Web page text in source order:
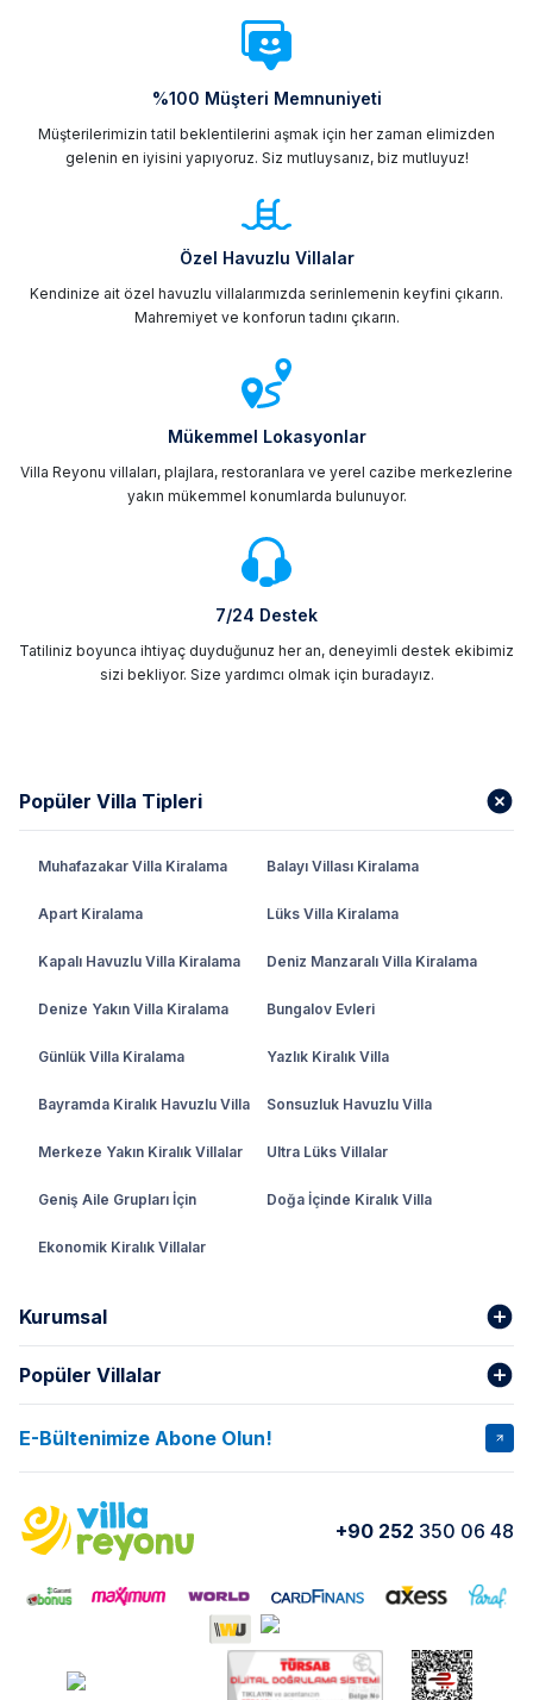
%100 Müşteri Memnuniyeti
Müşterilerimizin tatil beklentilerini aşmak için her zaman elimizden
gelenin en iyisini yapıyoruz. Siz mutluysanız, biz mutluyuz!
Özel Havuzlu Villalar
Kendinize ait özel havuzlu villalarımızda serinlemenin keyfini çıkarın.
Mahremiyet ve konforun tadını çıkarın.
Mükemmel Lokasyonlar
Villa Reyonu villaları, plajlara, restoranlara ve yerel cazibe merkezlerine
yakın mükemmel konumlarda bulunuyor.
7/24 Destek
Tatiliniz boyunca ihtiyaç duyduğunuz her an, deneyimli destek ekibimiz
sizi bekliyor. Size yardımcı olmak için buradayız.
Popüler Villa Tipleri
Muhafazakar Villa Kiralama Balayı Villası Kiralama
Apart Kiralama Lüks Villa Kiralama
Kapalı Havuzlu Villa Kiralama Deniz Manzaralı Villa Kiralama
Denize Yakın Villa Kiralama Bungalov Evleri
Günlük Villa Kiralama Yazlık Kiralık Villa
Bayramda Kiralık Havuzlu Villa Sonsuzluk Havuzlu Villa
Merkeze Yakın Kiralık Villalar Ultra Lüks Villalar
Geniş Aile Grupları İçin Doğa İçinde Kiralık Villa
Ekonomik Kiralık Villalar
Kurumsal
Hakkımızda
İptal Şartları Banka Hesapları
Kurumsal Blog
Yorumlar Nasıl Kiralarım
Popüler Villalar
VİLLA SALKIM VİLLA SLAY 1
VİLLA OLENNA 1 VİLLA MERT
VILLA ADRIMA 1
VİLLA TİAMO VİLLA ZEYTİN DALI
E-Bültenimize Abone Olun!
+90 252 350 06 48